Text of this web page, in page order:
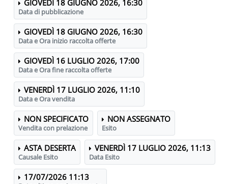
GIOVEDÌ 18 GIUGNO 2026, 16:30
Data di pubblicazione
GIOVEDÌ 18 GIUGNO 2026, 16:30
Data e Ora inizio raccolta offerte
GIOVEDÌ 16 LUGLIO 2026, 17:00
Data e Ora fine raccolta offerte
VENERDÌ 17 LUGLIO 2026, 11:10
Data e Ora vendita
NON SPECIFICATO
Vendita con prelazione
NON ASSEGNATO
Esito
ASTA DESERTA
Causale Esito
VENERDÌ 17 LUGLIO 2026, 11:13
Data Esito
17/07/2026 11:13